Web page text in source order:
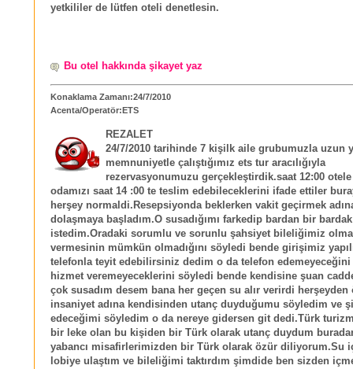
yetkililer de lütfen oteli denetlesin.
Bu otel hakkında şikayet yaz
Konaklama Zamanı:24/7/2010
Acenta/Operatör:ETS
REZALET
24/7/2010 tarihinde 7 kişilk aile grubumuzla uzun
memnuniyetle çalıştığımız ets tur aracılığıyla
rezervasyonumuzu gerçekleştirdik.saat 12:00 otele
odamızı saat 14 :00 te teslim edebileceklerini ifade ettiler
herşey normaldi.Resepsiyonda beklerken vakit geçirmek
dolaşmaya başladım.O susadığımı farkedip bardan bir
istedim.Oradaki sorumlu ve sorunlu şahsiyet bileliğimiz
vermesinin mümkün olmadığını söyledi bende girişimiz
telefonla teyit edebilirsiniz dedim o da telefon edemeyeceğini
hizmet veremeyeceklerini söyledi bende kendisine şuan
çok susadım desem bana her geçen su alır verirdi herşeyden
insaniyet adına kendisinden utanç duyduğumu söyledim ve
edeceğimi söyledim o da nereye gidersen git dedi.Türk
bir leke olan bu kişiden bir Türk olarak utanç duydum
yabancı misafirlerimizden bir Türk olarak özür diliyorum.Su
lobiye ulaştım ve bileliğimi taktırdım şimdide ben sizden